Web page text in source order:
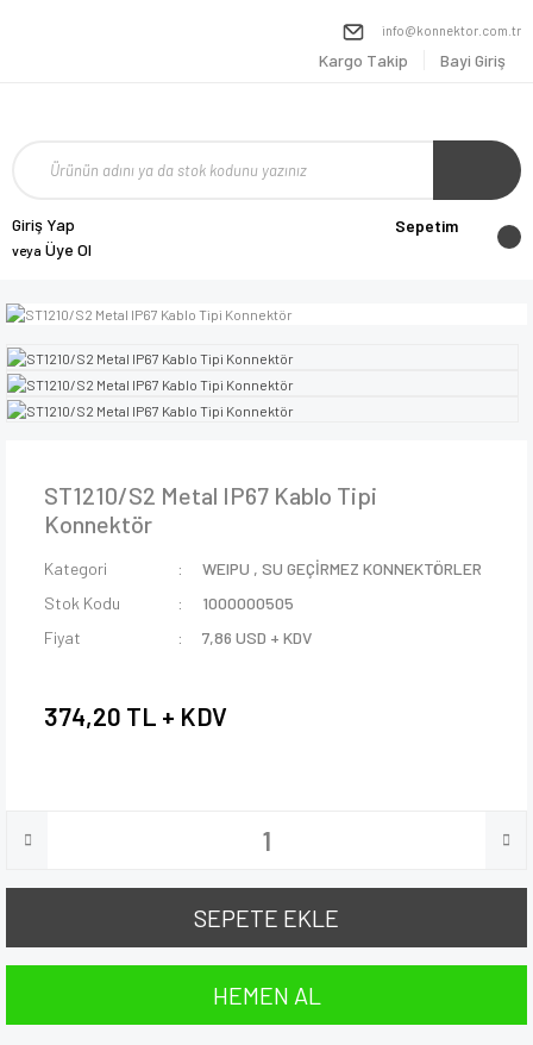
info@konnektor.com.tr
Kargo Takip Bayi Giriş
Giriş Yap
veya Üye Ol
Sepetim
ST1210/S2 Metal IP67 Kablo Tipi
Konnektör
Kategori WEIPU ,SU GEÇİRMEZ KONNEKTÖRLER
Stok Kodu
1000000505
Fiyat
7,86 USD + KDV
374,20 TL + KDV
SEPETE EKLE
HEMEN AL